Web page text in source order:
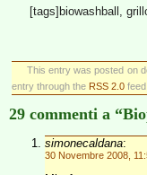
[tags]biowashball,
This entry was posted on
entry through the RSS 2.0
29 commenti a
simonecaldana:
30 Novembre 2008,